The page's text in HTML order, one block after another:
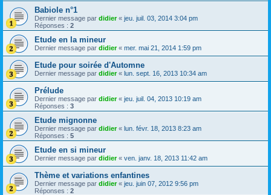
Babiole n°1
Dernier message par didier« jeu. juil. 03, 2014 3:04 pm
Réponses : 2
Etude en la mineur
Dernier message par didier« mer. mai 21, 2014 1:59 pm
Etude pour soirée d'Automne
Dernier message par didier« lun. sept. 16, 2013 10:34 am
Prélude
Dernier message par didier« jeu. juil. 04, 2013 10:19 am
Réponses : 3
Etude mignonne
Dernier message par didier« lun. févr. 18, 2013 8:23 am
Réponses : 5
Etude en si mineur
Dernier message par didier« ven. janv. 18, 2013 11:42 am
Thème et variations enfantines
Dernier message par didier« jeu. juin 07, 2012 9:56 pm
Réponses : 2